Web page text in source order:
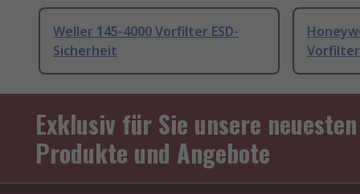
Weller 145-4000 Vorfilter ESD-
Sicherheit
Vorfilter
Exklusiv für Sie unsere neuesten
Produkte und Angebote